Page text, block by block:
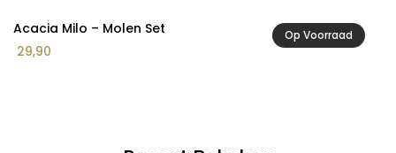
Op Voorraad
Acacia Milo – Molen Set
29,90